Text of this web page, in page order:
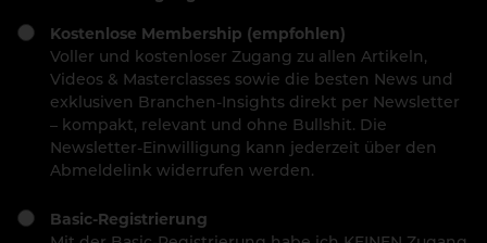
Kostenlose Membership (empfohlen)
Voller und kostenloser Zugang zu allen Artikeln,
Videos & Masterclasses sowie die besten News und
exklusiven Branchen-Insights direkt per Newsletter
– kompakt, relevant und ohne Bullshit. Die
Newsletter-Einwilligung kann jederzeit über den
Abmeldelink widerrufen werden.
Basic-Registrierung